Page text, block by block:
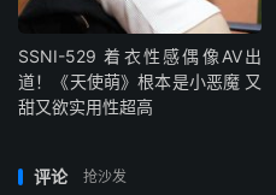
SSNI-529 着衣性感偶像AV出
道！《天使萌》根本是小恶魔 又
甜又欲实用性超高
评论 抢沙发